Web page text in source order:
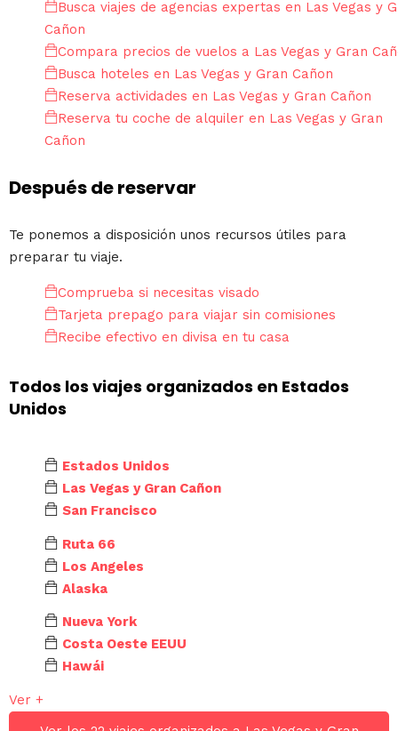
Busca viajes de agencias expertas en Las Vegas y
Cañon
Compara precios de vuelos a Las Vegas y Gran
Busca hoteles en Las Vegas y Gran Cañon
Reserva actividades en Las Vegas y Gran Cañon
Reserva tu coche de alquiler en Las Vegas y Gran
Cañon
Después de reservar
Te ponemos a disposición unos recursos útiles para
preparar tu viaje.
Comprueba si necesitas visado
Tarjeta prepago para viajar sin comisiones
Recibe efectivo en divisa en tu casa
Todos los viajes organizados en Estados
Unidos
Estados Unidos
Las Vegas y Gran Cañon
San Francisco
Ruta 66
Los Angeles
Alaska
Nueva York
Costa Oeste EEUU
Hawái
Ver +